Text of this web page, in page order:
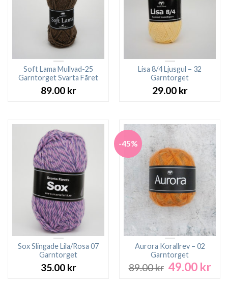
Soft Lama Mullvad-25
Garntorget Svarta Fåret
89.00 kr
Lisa 8/4 Ljusgul – 32
Garntorget
29.00 kr
Sox Slingade Lila/Rosa 07
Garntorget
35.00 kr
-45%
Aurora Korallrev – 02
Garntorget
89.00kr Det
49.00 krDet